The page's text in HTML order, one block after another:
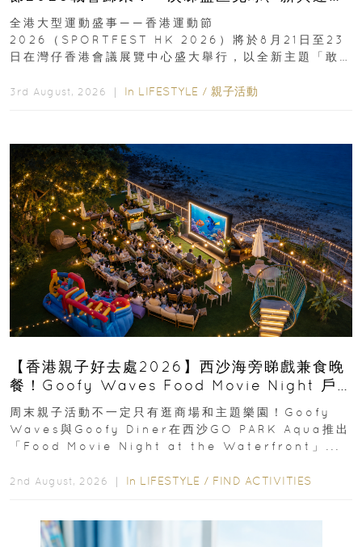
動、街舞比賽＋逾百運動品牌展覽
全港大型運動盛事——香港運動節
2026（SPORTFEST HK 2026）將於8月21日至23
日在灣仔香港會議展覽中心盛大舉行，以全新主題「敢
3rd August, 2026 ｜ In LIFESTYLE / 親子活動
【香港親子好去處2026】西沙海旁睇戲兼食晚
餐！Goofy Waves Food Movie Night 戶
外影院逢週末登場
周末親子活動不一定只有逛商場和主題樂園！Goofy
Waves與Goofy Diner在西沙GO PARK Aqua推出
「Food Movie Night at the Waterfront」...
2nd August, 2026 ｜ In LIFESTYLE / FIND ACTIVITIES